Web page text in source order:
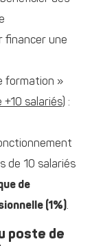
financer une
formation »
salariés) :
de 10 salariés
de
(1%).
poste de